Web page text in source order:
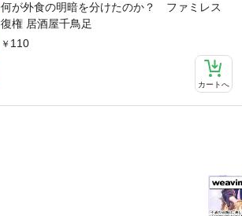
何が外食の明暗を分けたのか？ ファミレス
復権 居酒屋千鳥足
110
カートへ